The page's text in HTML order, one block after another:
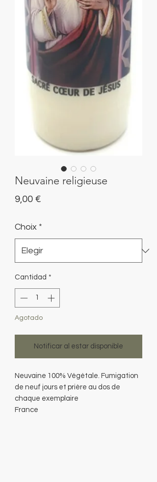
Neuvaine religieuse
9,00 €Precio
Choix *
Cantidad *
Agotado
Notificar al estar disponible
Neuvaine 100% Végétale. Fumigation
de neuf jours et prière au dos de
chaque exemplaire
France